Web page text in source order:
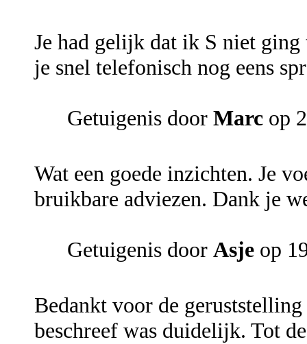
Je had gelijk dat ik S niet
je snel telefonisch nog eens
Getuigenis door Marc op
Wat een goede inzichten. Je
bruikbare adviezen. Dank je
Getuigenis door Asje op
Bedankt voor de
beschreef was duidelijk. Tot